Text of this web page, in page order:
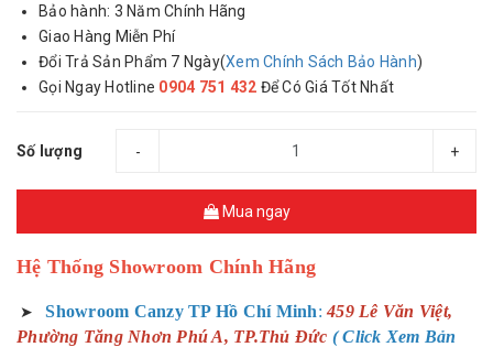
Bảo hành: 3 Năm Chính Hãng
Giao Hàng Miễn Phí
Đổi Trả Sản Phẩm 7 Ngày(Xem Chính Sách Bảo Hành)
Gọi Ngay Hotline 0904 751 432 Để Có Giá Tốt Nhất
Số lượng - +
Mua ngay
Hệ Thống Showroom Chính Hãng
➤ Showroom Canzy TP Hồ Chí Minh: 459 Lê Văn Việt,
Phường Tăng Nhơn Phú A, TP.Thủ Đức ( Click Xem Bản